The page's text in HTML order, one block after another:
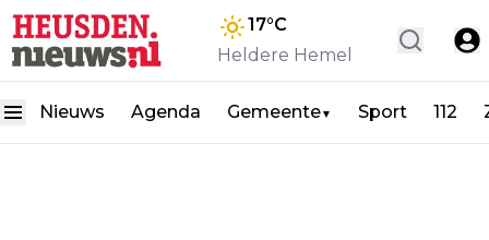
17°C
Heldere Hemel
Nieuws Agenda Gemeente▼ Sport 112